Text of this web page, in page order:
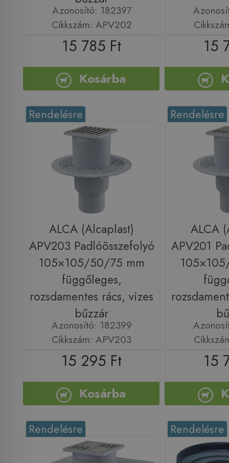
Azonosító: 182397
Cikkszám: APV202
15 785 Ft
Kosárba
15
Rendelésre
ALCA (Alcaplast)
APV203 Padlóösszefolyó
105×105/50/75 mm
függőleges,
rozsdamentes rács, vizes
bűzzár
Azonosító: 182399
Cikkszám: APV203
15 295 Ft
Kosárba
Rendelésre
ALCA
APV201
15
Rendelésre Rendelésre